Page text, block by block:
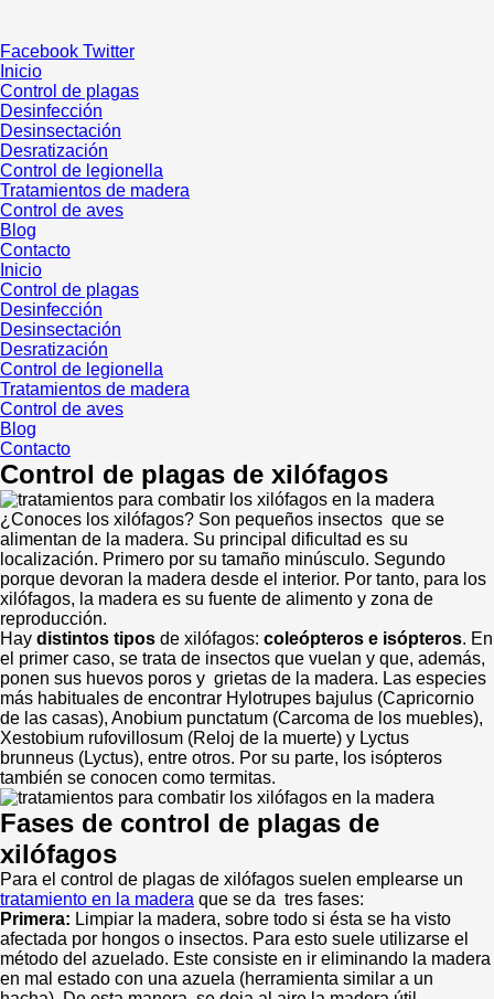
al
contenido
Facebook Twitter
Inicio
Control de plagas
Desinfección
Desinsectación
Desratización
Control de legionella
Tratamientos de madera
Control de aves
Blog
Contacto
Inicio
Control de plagas
Desinfección
Desinsectación
Desratización
Control de legionella
Tratamientos de madera
Control de aves
Blog
Contacto
Control de plagas de xilófagos
¿Conoces los xilófagos? Son pequeños insectos que se
alimentan de la madera. Su principal dificultad es su
localización. Primero por su tamaño minúsculo. Segundo
porque devoran la madera desde el interior. Por tanto, para los
xilófagos, la madera es su fuente de alimento y zona de
reproducción.
Hay distintos tipos de xilófagos: coleópteros e isópteros. En
el primer caso, se trata de insectos que vuelan y que, además,
ponen sus huevos poros y grietas de la madera. Las especies
más habituales de encontrar Hylotrupes bajulus (Capricornio
de las casas), Anobium punctatum (Carcoma de los muebles),
Xestobium rufovillosum (Reloj de la muerte) y Lyctus
brunneus (Lyctus), entre otros. Por su parte, los isópteros
también se conocen como termitas.
Fases de control de plagas de
xilófagos
Para el control de plagas de xilófagos suelen emplearse un
tratamiento en la madera que se da tres fases:
Primera: Limpiar la madera, sobre todo si ésta se ha visto
afectada por hongos o insectos. Para esto suele utilizarse el
método del azuelado. Este consiste en ir eliminando la madera
en mal estado con una azuela (herramienta similar a un